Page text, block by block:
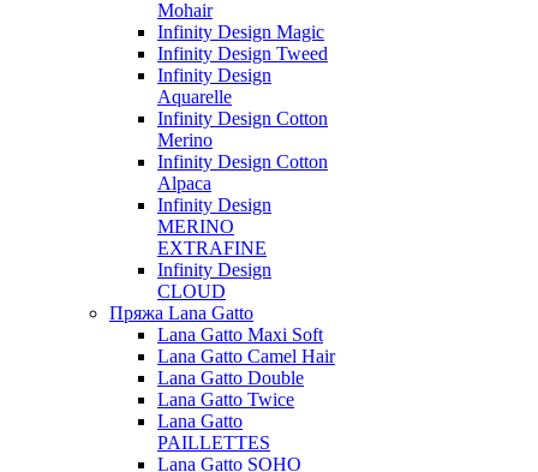
Mohair
Infinity Design Magic
Infinity Design Tweed
Infinity Design
Aquarelle
Infinity Design Cotton
Merino
Infinity Design Cotton
Alpaca
Infinity Design
MERINO
EXTRAFINE
Infinity Design
CLOUD
Пряжа Lana Gatto
Lana Gatto Maxi Soft
Lana Gatto Camel Hair
Lana Gatto Double
Lana Gatto Twice
Lana Gatto
PAILLETTES
Lana Gatto SOHO